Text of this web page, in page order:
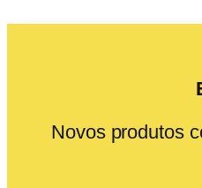
Novos produtos